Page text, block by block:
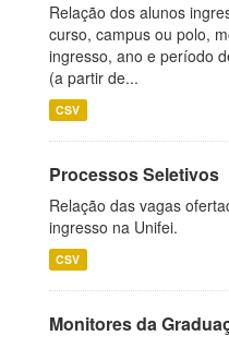
Relação dos alunos
curso, campus ou polo,
ingresso, ano e período
(a partir de...
CSV
Processos Seletivos
Relação das vagas
ingresso na Unifei.
CSV
Monitores da